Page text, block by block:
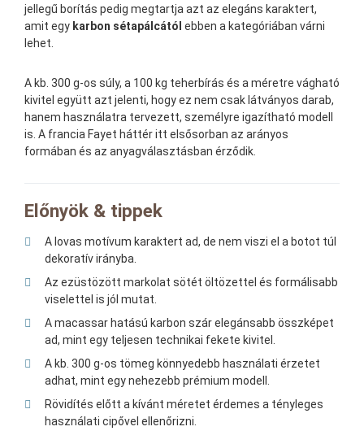
jellegű borítás pedig megtartja azt az elegáns karaktert,
amit egy karbon sétapálcától ebben a kategóriában várni
lehet.
A kb. 300 g-os súly, a 100 kg teherbírás és a méretre vágható
kivitel együtt azt jelenti, hogy ez nem csak látványos darab,
hanem használatra tervezett, személyre igazítható modell
is. A francia Fayet háttér itt elsősorban az arányos
formában és az anyagválasztásban érződik.
Előnyök & tippek
A lovas motívum karaktert ad, de nem viszi el a botot túl
dekoratív irányba.
Az ezüstözött markolat sötét öltözettel és formálisabb
viselettel is jól mutat.
A macassar hatású karbon szár elegánsabb összképet
ad, mint egy teljesen technikai fekete kivitel.
A kb. 300 g-os tömeg könnyedebb használati érzetet
adhat, mint egy nehezebb prémium modell.
Rövidítés előtt a kívánt méretet érdemes a tényleges
használati cipővel ellenőrizni.